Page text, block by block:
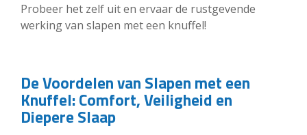
Probeer het zelf uit en ervaar de rustgevende
werking van slapen met een knuffel!
De Voordelen van Slapen met een
Knuffel: Comfort, Veiligheid en
Diepere Slaap